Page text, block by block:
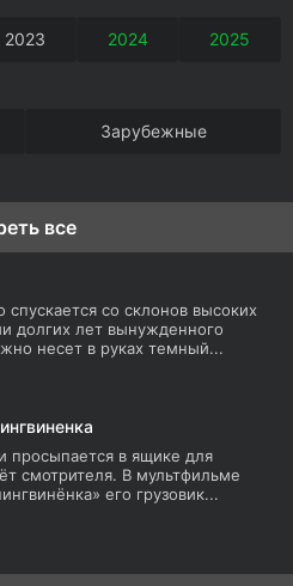
2023 2024 2025
Зарубежные
все
со склонов высоких
долгих лет вынужденного
несет в руках темный...
просыпается в ящике для
смотрителя. В мультфильме
его грузовик...